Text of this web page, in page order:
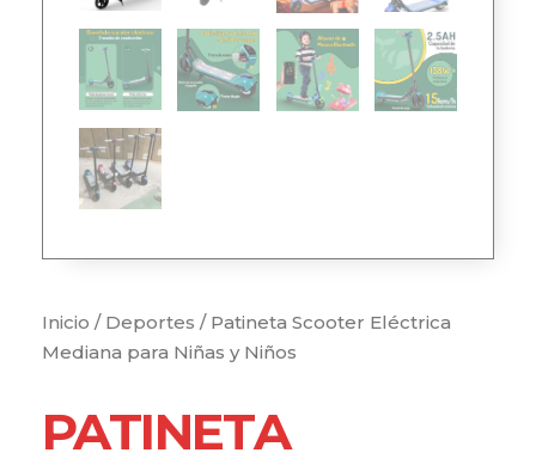
Inicio / Deportes / Patineta Scooter Eléctrica
Mediana para Niñas y Niños
PATINETA